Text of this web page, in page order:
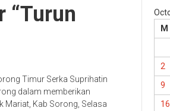
“Turun
Timur Serka Suprihatin
dalam memberikan
Mariat, Kab Sorong, Selasa
M
2
9
16